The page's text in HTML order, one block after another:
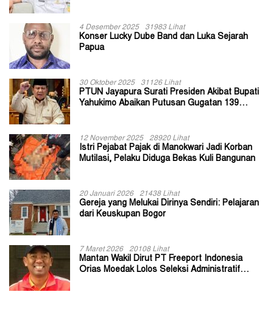
4 Desember 2025 31983 Lihat
Konser Lucky Dube Band dan Luka Sejarah
Papua
30 Oktober 2025 31126 Lihat
PTUN Jayapura Surati Presiden Akibat Bupati
Yahukimo Abaikan Putusan Gugatan 139
12 November 2025 28920 Lihat
Istri Pejabat Pajak di Manokwari Jadi Korban
Mutilasi, Pelaku Diduga Bekas Kuli Bangunan
20 Januari 2026 21438 Lihat
Gereja yang Melukai Dirinya Sendiri: Pelajaran
dari Keuskupan Bogor
7 Maret 2026 20108 Lihat
Mantan Wakil Dirut PT Freeport Indonesia
Orias Moedak Lolos Seleksi Administratif